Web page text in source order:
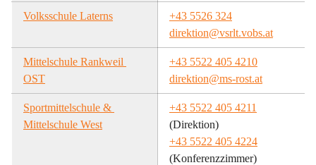
Volksschule Laterns
+43 5526 324
direktion@vsrlt.vobs.at
Mittelschule Rankweil
OST
+43 5522 405 4210
direktion@ms-rost.at
Sportmittelschule &
Mittelschule West
+43 5522 405 4211
(Direktion)
+43 5522 405 4224
(Konferenzzimmer)